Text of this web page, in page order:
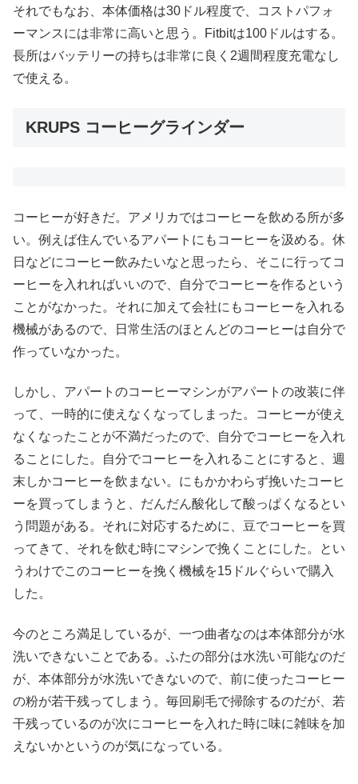
それでもなお、本体価格は30ドル程度で、コストパフォ
ーマンスには非常に高いと思う。Fitbitは100ドルはする。
長所はバッテリーの持ちは非常に良く2週間程度充電なし
で使える。
KRUPS コーヒーグラインダー
コーヒーが好きだ。アメリカではコーヒーを飲める所が多
い。例えば住んでいるアパートにもコーヒーを汲める。休
日などにコーヒー飲みたいなと思ったら、そこに行ってコ
ーヒーを入れればいいので、自分でコーヒーを作るという
ことがなかった。それに加えて会社にもコーヒーを入れる
機械があるので、日常生活のほとんどのコーヒーは自分で
作っていなかった。
しかし、アパートのコーヒーマシンがアパートの改装に伴
って、一時的に使えなくなってしまった。コーヒーが使え
なくなったことが不満だったので、自分でコーヒーを入れ
ることにした。自分でコーヒーを入れることにすると、週
末しかコーヒーを飲まない。にもかかわらず挽いたコーヒ
ーを買ってしまうと、だんだん酸化して酸っぱくなるとい
う問題がある。それに対応するために、豆でコーヒーを買
ってきて、それを飲む時にマシンで挽くことにした。とい
うわけでこのコーヒーを挽く機械を15ドルぐらいで購入
した。
今のところ満足しているが、一つ曲者なのは本体部分が水
洗いできないことである。ふたの部分は水洗い可能なのだ
が、本体部分が水洗いできないので、前に使ったコーヒー
の粉が若干残ってしまう。毎回刷毛で掃除するのだが、若
干残っているのが次にコーヒーを入れた時に味に雑味を加
えないかというのが気になっている。